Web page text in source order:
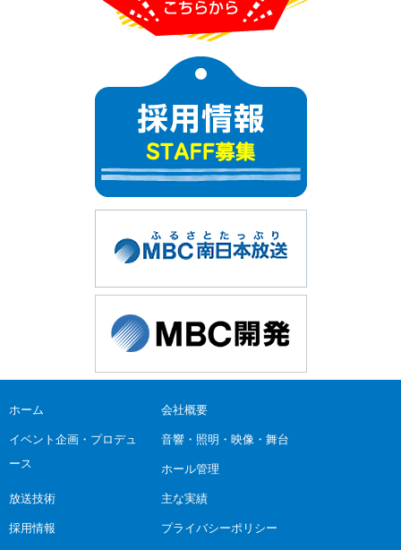
ホーム 会社概要
イベント企画・プロデュ
ース
音響・照明・映像・舞台
ホール管理
放送技術 主な実績
採用情報 プライバシーポリシー